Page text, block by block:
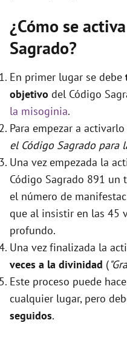
¿Cómo se
Sagrado?
En primer lugar se debe
objetivo del Código
la misoginia.
Para empezar a
el Código Sagrado para
Una vez empezada la
Código Sagrado 891 un
el número de
que al insistir en las 45
profundo.
Una vez finalizada la
veces a la divinidad (
Este proceso puede
cualquier lugar, pero
seguidos.